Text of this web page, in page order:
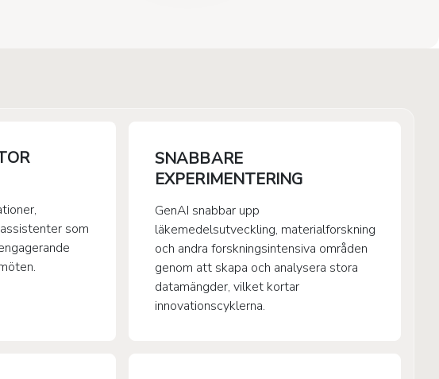
som
SNABBARE
EXPERIMENTERING
GenAI snabbar upp
läkemedelsutveckling, materialforskning
och andra forskningsintensiva områden
genom att skapa och analysera stora
datamängder, vilket kortar
innovationscyklerna.